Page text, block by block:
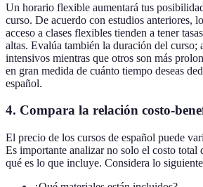
Un horario flexible aumentará tus
curso. De acuerdo con estudios anteriores,
acceso a clases flexibles tienden a tener
altas. Evalúa también la duración del curso;
intensivos mientras que otros son más
en gran medida de cuánto tiempo deseas
español.
4. Compara la relación costo-
El precio de los cursos de español puede
Es importante analizar no solo el costo total
qué es lo que incluye. Considera lo